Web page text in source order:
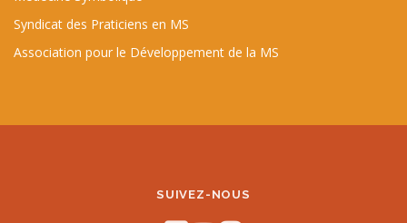
Syndicat des Praticiens en MS
Association pour le Développement de la MS
SUIVEZ-NOUS